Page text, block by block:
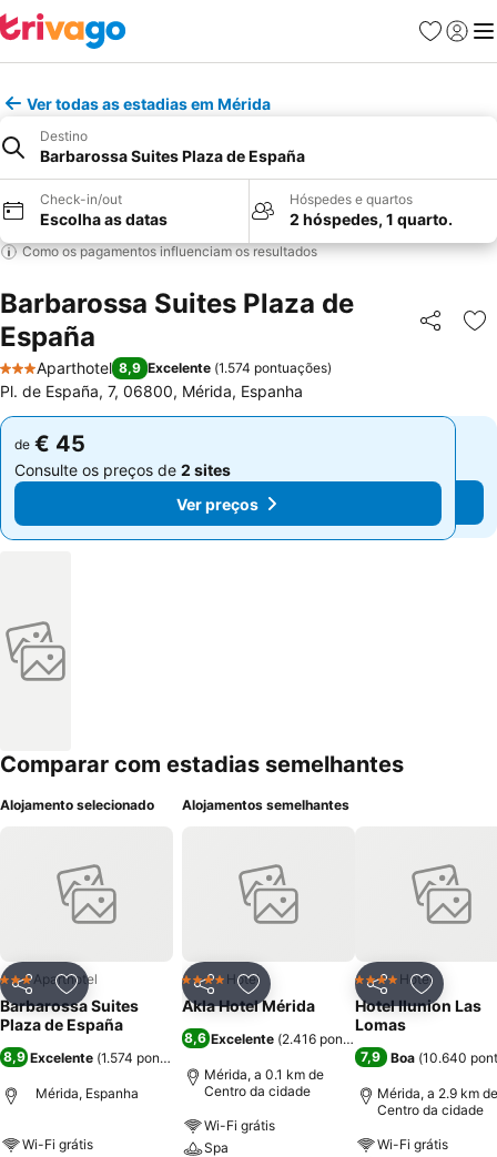
Favoritos
Iniciar
Ver todas as estadias em Mérida
Destino
Barbarossa Suites Plaza de España
Check-in/out
Escolha as datas
Hóspedes e quartos
2 hóspedes, 1 quarto.
Como os pagamentos influenciam os resultados
Barbarossa Suites Plaza de
España
Partilhar
3 Estrelas
Aparthotel 8,9 Excelente (1.574 pontuações)
Pl. de España, 7, 06800, Mérida, Espanha
de € 45
Consulte os preços de 2 sites
Ver preços
de € 45
Consulte os preços de 2 sites
Ver preços
Comparar com estadias semelhantes
Alojamento selecionado
PartilharAdicionar aos favoritos
3 EstrelasAparthotel
Barbarossa Suites
Plaza de España
8,9 Excelente (1.574 pontuações
Mérida, Espanha
Wi-Fi grátis
Alojamentos semelhantes
PartilharAdicionar aos favoritos
4 EstrelasHotel
Akla Hotel Mérida
8,6 Excelente (2.416 pontuações
Mérida, a 0.1 km de
Centro da cidade
Wi-Fi grátis
Spa
Partilhar
4 EstrelasHotel
Hotel Ilunion Las
Lomas
7,9 Boa (10.640
Mérida, a 2.9 km de
Centro da cidade
Wi-Fi grátis